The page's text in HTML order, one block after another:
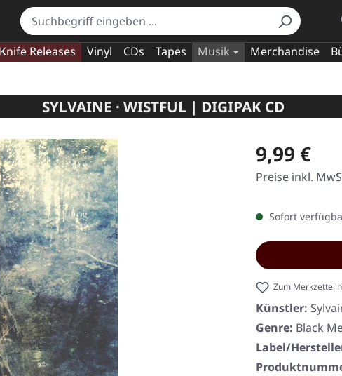
Releases Vinyl CDs Tapes Musik Merchandise
SYLVAINE · WISTFUL | DIGIPAK CD
Regulärer Preis:
9,99 €
Preise inkl.
Sofort
Zum Merkzettel
Künstler:
Genre: Black
Label/